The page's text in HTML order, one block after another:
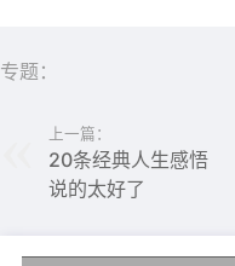
专题：
上一篇：
20条经典人生感悟
说的太好了